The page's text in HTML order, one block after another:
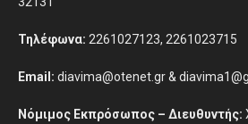
Τηλέφωνα: 2261027123, 2261023715
Email: diavima@otenet.gr &
Νόμιμος Εκπρόσωπος – Διευθυντής: